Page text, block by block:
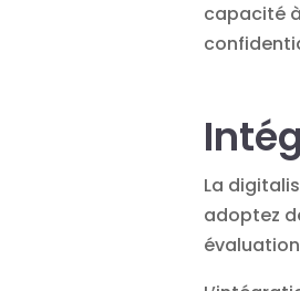
capacité
La
adoptez